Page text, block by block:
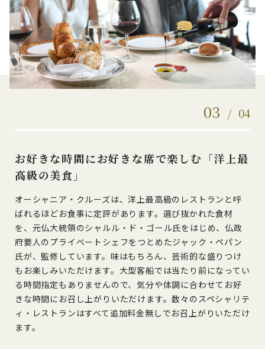
03 / 04
お好きな時間にお好きな席で楽しむ「洋上最
高級の美食」
オーシャニア・クルーズは、洋上最高級のレストランと呼
ばれるほどお食事に定評があります。選び抜かれた食材
を、元仏大統領のシャルル・ド・ゴール氏をはじめ、仏政
府要人のプライベートシェフをつとめたジャック・ペパン
氏が、監修しています。味はもちろん、芸術的な盛りつけ
もお楽しみいただけます。大型客船では当たり前になってい
る時間指定もありませんので、気分や体調に合わせてお好
きな時間にお召し上がりいただけます。数々のスペシャリテ
ィ・レストランはすべて追加料金無しでお召上がりいただけ
ます。